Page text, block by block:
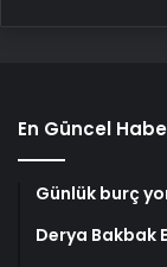
En Güncel
Günlük burç
Derya Bakbak